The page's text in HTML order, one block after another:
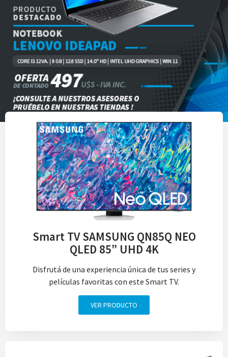
Smart TV SAMSUNG QN85Q NEO
QLED 85” UHD 4K
Disfrutá de una experiencia única de tus series y
películas favoritas con este Smart TV.
VER PRODUCTO